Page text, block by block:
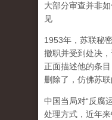
大部分审查并非
见
1953年，苏联秘
撤职并受到处决
正面描述他的条
删除了，仿佛苏联
中国当局对“反腐
处理方式，近年